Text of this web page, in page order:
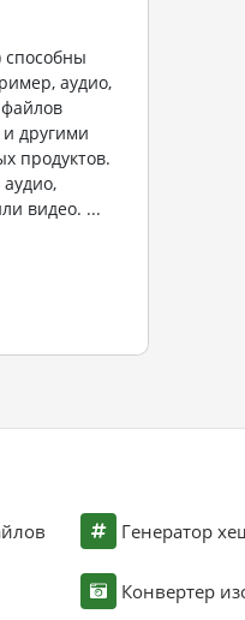
способны
аудио,
другими
продуктов.
видео. ...
Генератор
Конвертер